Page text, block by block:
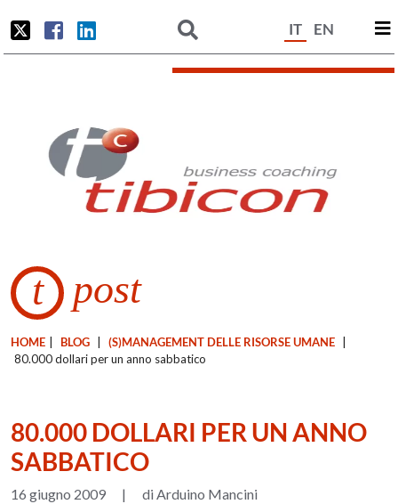
IT EN
t post
HOME BLOG (S)MANAGEMENT DELLE RISORSE UMANE
80.000 dollari per un anno sabbatico
80.000 DOLLARI PER UN ANNO
SABBATICO
16 giugno 2009 |
di Arduino Mancini